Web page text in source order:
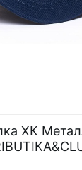
ХК